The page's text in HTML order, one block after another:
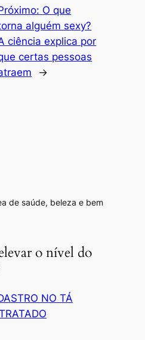
O que
alguém sexy?
ciência explica por
certas pessoas
→
de saúde, beleza e bem
o nível do
NO TÁ